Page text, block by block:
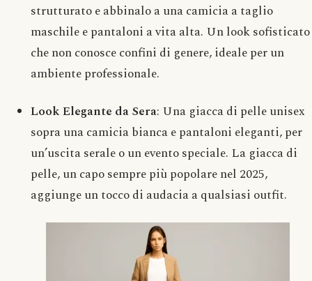
strutturato e abbinalo a una camicia a taglio
maschile e pantaloni a vita alta. Un look sofisticato
che non conosce confini di genere, ideale per un
ambiente professionale.
Look Elegante da Sera: Una giacca di pelle unisex
sopra una camicia bianca e pantaloni eleganti, per
un’uscita serale o un evento speciale. La giacca di
pelle, un capo sempre più popolare nel 2025,
aggiunge un tocco di audacia a qualsiasi outfit.